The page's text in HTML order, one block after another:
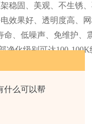
什么可以帮
稳固、美观、不生锈、
效果好、透明度高、
、低噪声、免维护
化级别可达100-
简便，运行费用低。